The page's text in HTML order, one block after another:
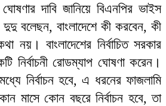
ঘোষণার দাবি জানিয়ে বিএনপির ভাইস
দুদু বলেছন, বাংলাদেশে কী করবেন, কী
নয়। বাংলাদেশের নির্বাচিত সরকার
নির্বাচনী রোডম্যাপ ঘোষণা করেন।
নির্বাচন হবে, এ ধরনের ফাজলামি
মাসে কোন বছরে নির্বাচন হবে, তা